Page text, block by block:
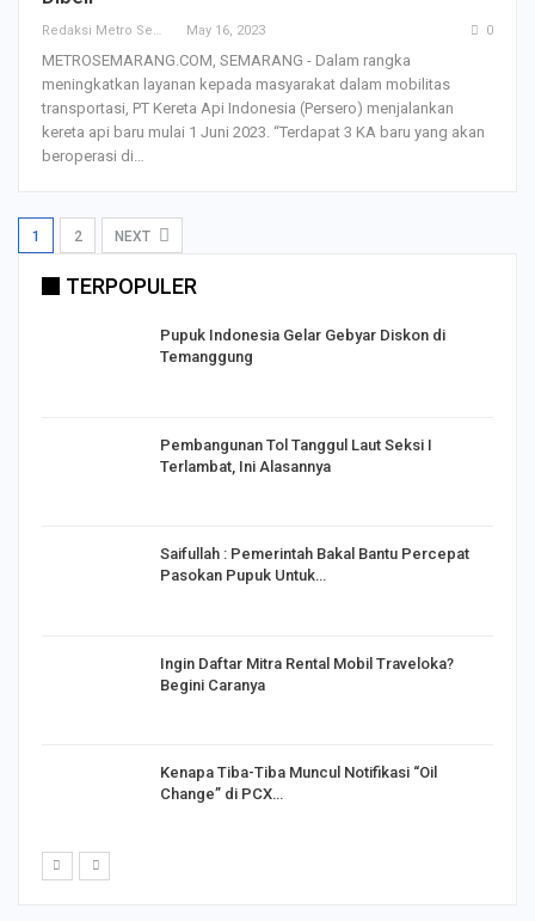
Redaksi Metro Semarang May 16, 2023 0
METROSEMARANG.COM, SEMARANG - Dalam rangka
meningkatkan layanan kepada masyarakat dalam mobilitas
transportasi, PT Kereta Api Indonesia (Persero) menjalankan
kereta api baru mulai 1 Juni 2023. “Terdapat 3 KA baru yang akan
beroperasi di…
1 2 NEXT
TERPOPULER
Pupuk Indonesia Gelar Gebyar Diskon di
Temanggung
Pembangunan Tol Tanggul Laut Seksi I
Terlambat, Ini Alasannya
Saifullah : Pemerintah Bakal Bantu Percepat
Pasokan Pupuk Untuk…
Ingin Daftar Mitra Rental Mobil Traveloka?
Begini Caranya
Kenapa Tiba-Tiba Muncul Notifikasi “Oil
Change” di PCX…